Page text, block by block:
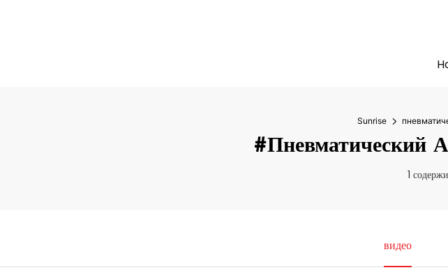
Sunrise
#пневматический
1
видео